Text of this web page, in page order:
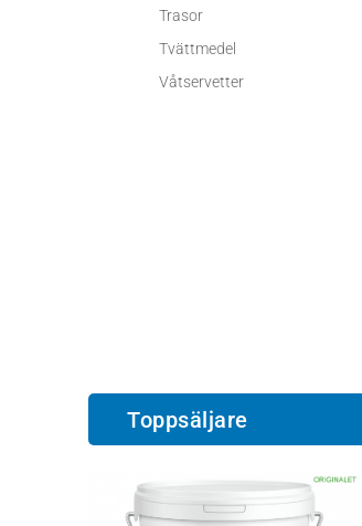
Trasor
Tvättmedel
Våtservetter
Toppsäljare